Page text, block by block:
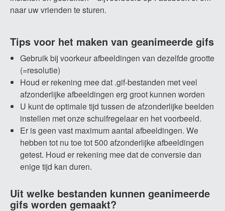
naar uw vrienden te sturen.
Tips voor het maken van geanimeerde gifs
Gebruik bij voorkeur afbeeldingen van dezelfde grootte
(=resolutie)
Houd er rekening mee dat .gif-bestanden met veel
afzonderlijke afbeeldingen erg groot kunnen worden
U kunt de optimale tijd tussen de afzonderlijke beelden
instellen met onze schuifregelaar en het voorbeeld.
Er is geen vast maximum aantal afbeeldingen. We
hebben tot nu toe tot 500 afzonderlijke afbeeldingen
getest. Houd er rekening mee dat de conversie dan
enige tijd kan duren.
Uit welke bestanden kunnen geanimeerde
gifs worden gemaakt?